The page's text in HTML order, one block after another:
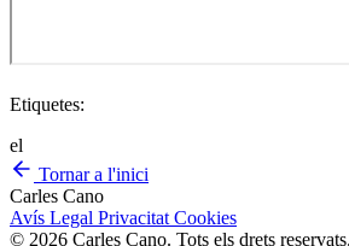
Etiquetes:
el
Tornar a l'inici
Carles Cano
Avís Legal Privacitat Cookies
© 2026 Carles Cano. Tots els drets reservats.